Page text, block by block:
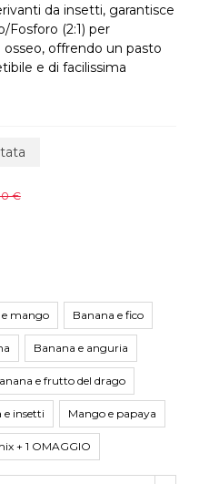
da insetti, garantisce
Fosforo (2:1) per
offrendo un pasto
e di facilissima
€
mango Banana e fico
Banana e anguria
e frutto del drago
e insetti Mango e papaya
+ 1 OMAGGIO